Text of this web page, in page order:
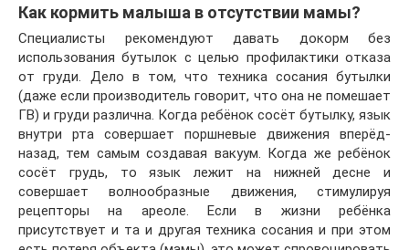
Как кормить малыша в отсутствии мамы?
Специалисты рекомендуют давать докорм без
использования бутылок с целью профилактики отказа
от груди. Дело в том, что техника сосания бутылки
(даже если производитель говорит, что она не помешает
ГВ) и груди различна. Когда ребёнок сосёт бутылку, язык
внутри рта совершает поршневые движения вперёд-
назад, тем самым создавая вакуум. Когда же ребёнок
сосёт грудь, то язык лежит на нижней десне и
совершает волнообразные движения, стимулируя
рецепторы на ареоле. Если в жизни ребёнка
присутствует и та и другая техника сосания и при этом